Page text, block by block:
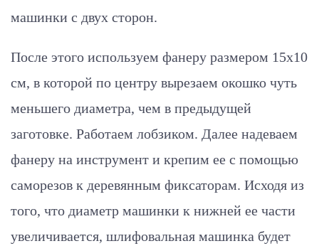
машинки с двух сторон.
После этого используем фанеру размером 15х10
см, в которой по центру вырезаем окошко чуть
меньшего диаметра, чем в предыдущей
заготовке. Работаем лобзиком. Далее надеваем
фанеру на инструмент и крепим ее с помощью
саморезов к деревянным фиксаторам. Исходя из
того, что диаметр машинки к нижней ее части
увеличивается, шлифовальная машинка будет